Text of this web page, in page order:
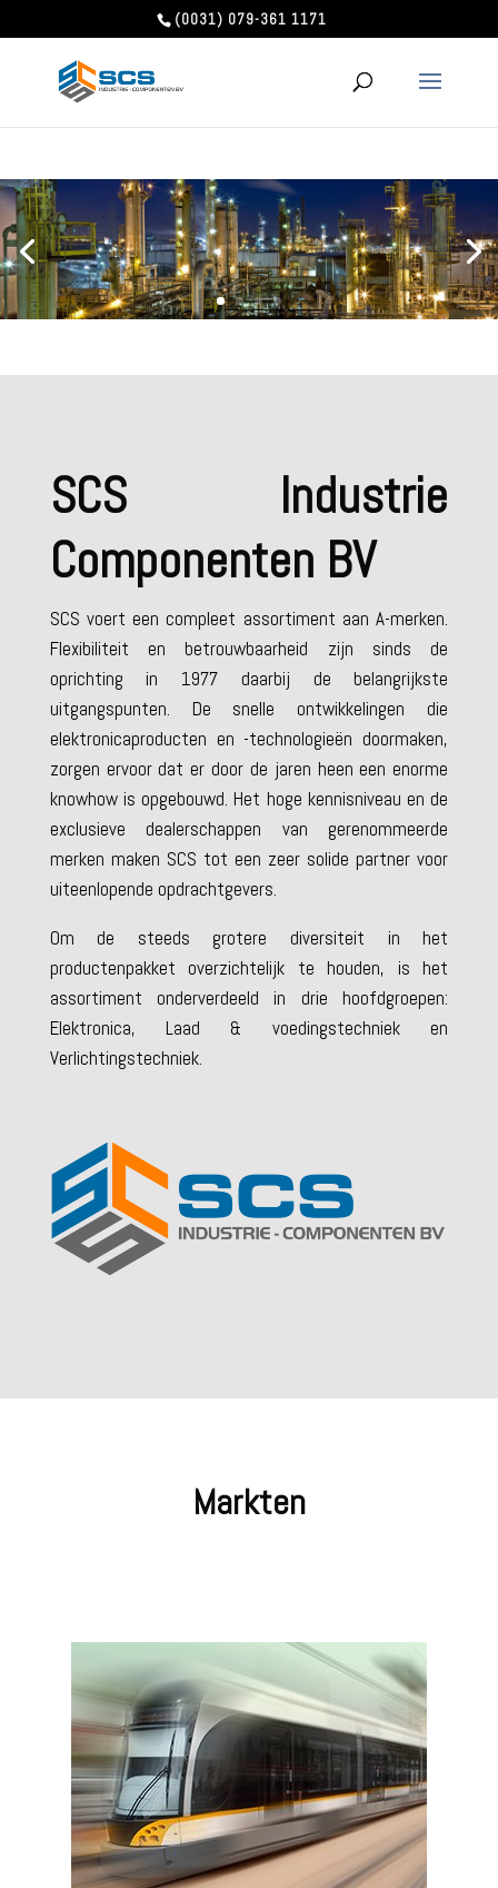
(0031) 079-361 1171
SCS Industrie
Componenten BV
SCS voert een compleet assortiment aan A-merken.
Flexibiliteit en betrouwbaarheid zijn sinds de
oprichting in 1977 daarbij de belangrijkste
uitgangspunten. De snelle ontwikkelingen die
elektronicaproducten en -technologieën doormaken,
zorgen ervoor dat er door de jaren heen een enorme
knowhow is opgebouwd. Het hoge kennisniveau en de
exclusieve dealerschappen van gerenommeerde
merken maken SCS tot een zeer solide partner voor
uiteenlopende opdrachtgevers.
Om de steeds grotere diversiteit in het
productenpakket overzichtelijk te houden, is het
assortiment onderverdeeld in drie hoofdgroepen:
Elektronica, Laad & voedingstechniek en
Verlichtingstechniek.
Markten